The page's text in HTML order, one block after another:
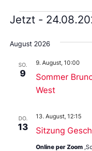
Jetzt -
Sie
das
aus.
August 2026
SO.
9
Sommer
West
9. August, 10:00
DO.
13 Sitzung
13. August, 12:15
Online per Zoom